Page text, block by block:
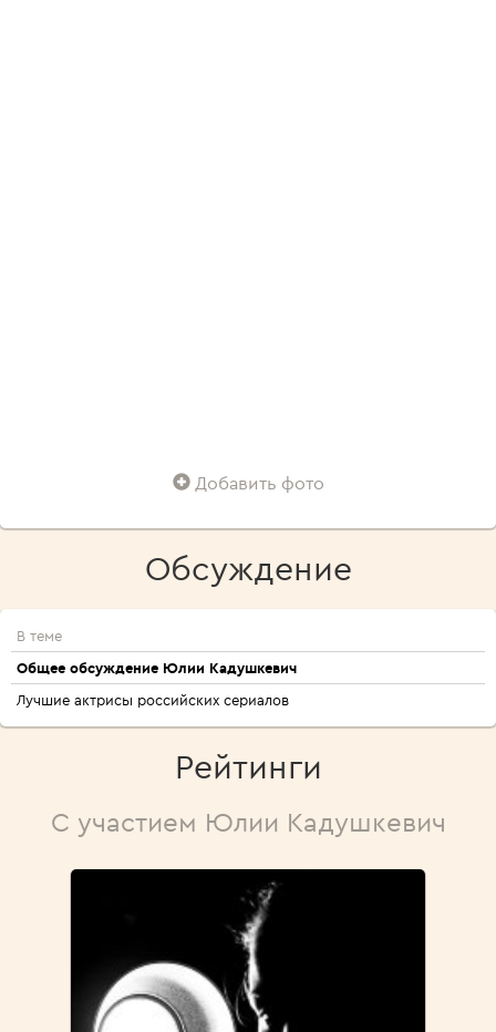
Добавить фото
Обсуждение
В теме
Общее обсуждение Юлии Кадушкевич
Лучшие актрисы российских сериалов
Рейтинги
С участием Юлии Кадушкевич